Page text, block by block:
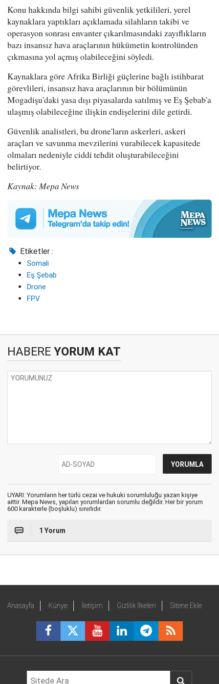
Konu hakkında bilgi sahibi güvenlik yetkilileri, yerel
kaynaklara yaptıkları açıklamada silahların takibi ve
operasyon sonrası envanter çıkarılmasındaki zayıflıkların
bazı insansız hava araçlarının hükümetin kontrolünden
çıkmasına yol açmış olabileceğini söyledi.
Kaynaklara göre Afrika Birliği güçlerine bağlı istihbarat
görevlileri, insansız hava araçlarının bir bölümünün
Mogadişu'daki yasa dışı piyasalarda satılmış ve Eş Şebab'a
ulaşmış olabileceğine ilişkin endişelerini dile getirdi.
Güvenlik analistleri, bu drone'ların askerleri, askeri
araçları ve savunma mevzilerini vurabilecek kapasitede
olmaları nedeniyle ciddi tehdit oluşturabileceğini
belirtiyor.
Kaynak: Mepa News
Etiketler :
Somali
Eş Şebab
Drone
FPV
HABERE YORUM KAT
UYARI: Yorumların her türlü cezai ve hukuki sorumluluğu yazan kişiye
aittir. Mepa News, yapılan yorumlardan sorumlu değildir. Her bir yorum
600 karakterle (boşluklu) sınırlıdır.
1 Yorum
Anasayfa Künye İletişim Gizlilik İlkeleri Sitene Ekle